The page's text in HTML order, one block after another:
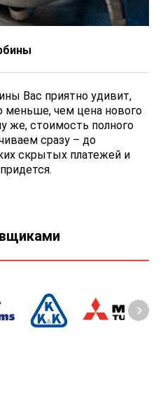
Вас приятно удивит,
меньше, чем цена нового
же, стоимость полного
сразу – до
скрытых платежей и